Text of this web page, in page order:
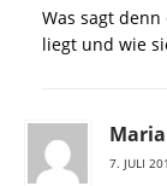
Was sagt
liegt und wie
Maria
7. JULI